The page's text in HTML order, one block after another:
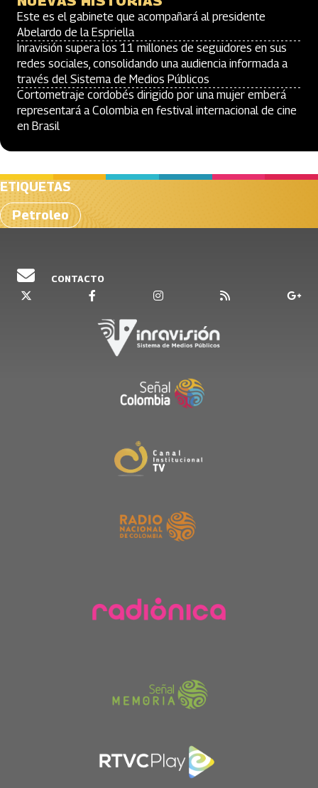
Este es el gabinete que acompañará al presidente
Abelardo de la Espriella
Inravisión supera los 11 millones de seguidores en sus
redes sociales, consolidando una audiencia informada a
través del Sistema de Medios Públicos
Cortometraje cordobés dirigido por una mujer emberá
representará a Colombia en festival internacional de cine
en Brasil
ETIQUETAS
Petroleo
CONTACTO